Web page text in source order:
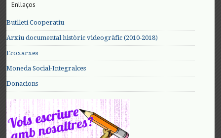
Enllaços
Butlletí Cooperatiu
Arxiu documental històric videogràfic (2010-2018)
Ecoxarxes
Moneda Social-Integralces
Donacions